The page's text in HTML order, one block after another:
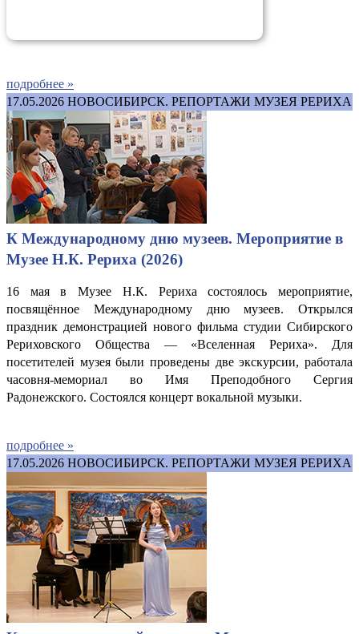
подробнее »
17.05.2026 НОВОСИБИРСК. РЕПОРТАЖИ МУЗЕЯ РЕРИХА
К Международному дню музеев. Мероприятие в
Музее Н.К. Рериха (2026)
16 мая в Музее Н.К. Рериха состоялось мероприятие,
посвящённое Международному дню музеев. Открылся
праздник демонстрацией нового фильма студии Сибирского
Рериховского Общества — «Вселенная Рериха». Для
посетителей музея были проведены две экскурсии, работала
часовня-мемориал во Имя Преподобного Сергия
Радонежского. Состоялся концерт вокальной музыки.
подробнее »
17.05.2026 НОВОСИБИРСК. РЕПОРТАЖИ МУЗЕЯ РЕРИХА